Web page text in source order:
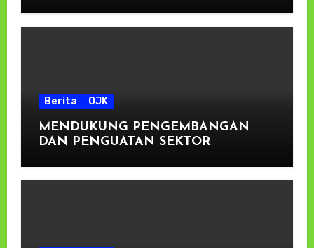
Berita OJK
MENDUKUNG PENGEMBANGAN
DAN PENGUATAN SEKTOR